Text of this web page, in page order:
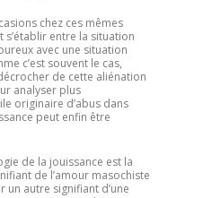
chez ces mêmes
entre la situation
avec une situation
c’est souvent le cas,
de cette aliénation
analyser plus
originaire d’abus dans
peut enfin être
de la jouissance est la
de l’amour masochiste
autre signifiant d’une